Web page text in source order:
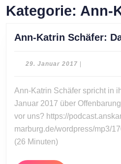
Kategorie: Ann-
Ann-Katrin Schäfer:
29. Januar 2017 29.
Ann-Katrin Schäfer spricht in
Januar 2017 über
vor uns? https://
marburg.de/wordpress/mp3/
(26 Minuten)